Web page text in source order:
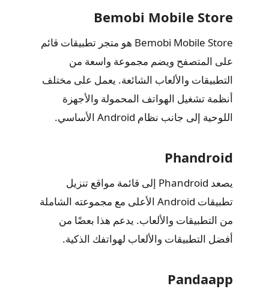
Bemobi Mobile Store
Bemobi Mobile Store هو متجر تطبيقات قائم
على المتصفح ويضم مجموعة واسعة من
التطبيقات والألعاب الشائعة. يعمل على مختلف
أنظمة تشغيل الهواتف المحمولة والأجهزة
اللوحية إلى جانب نظام Android الأساسي.
Phandroid
يصعد Phandroid إلى قائمة مواقع تنزيل
تطبيقات Android الأعلى مع مجموعته الشاملة
من التطبيقات والألعاب. يدعم هذا بعضًا من
أفضل التطبيقات والألعاب لهواتفك الذكية.
Pandaapp